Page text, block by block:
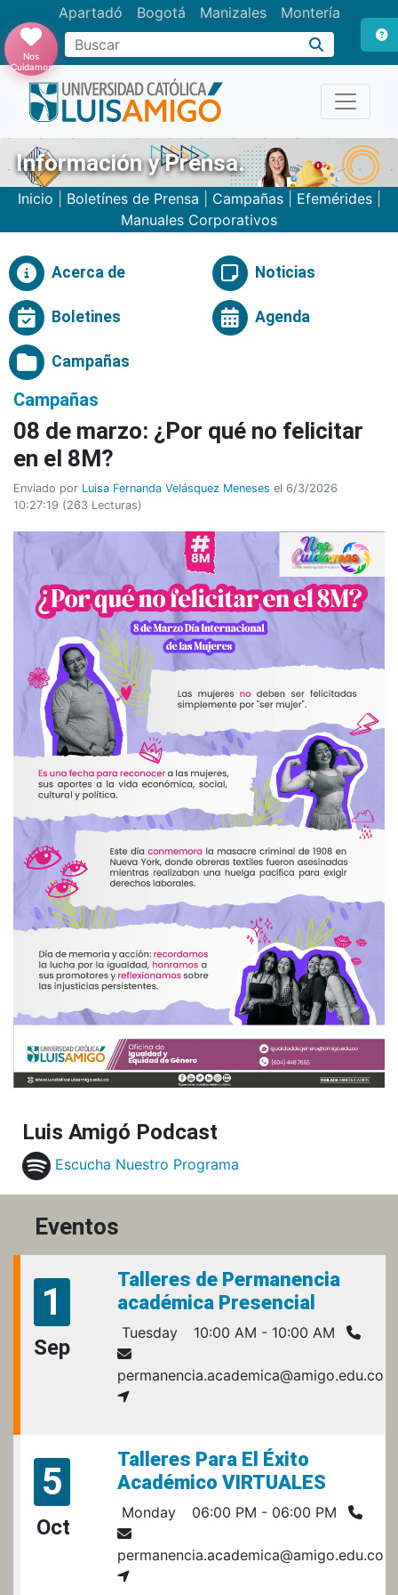
Apartadó Bogotá Manizales Montería
Buscar
Nos
Cuidamos
Información y Prensa.
Inicio Boletínes de Prensa Campañas| Efemérides|
Manuales Corporativos
Acerca de Noticias
Boletines Agenda
Campañas
Campañas
08 de marzo: ¿Por qué no felicitar
en el 8M?
Enviado por Luisa Fernanda Velásquez Meneses el 6/3/2026
10:27:19 (263 Lecturas)
Luis Amigó Podcast
Escucha Nuestro Programa
Eventos
1
Sep
Talleres de Permanencia
académica Presencial
Tuesday 10:00 AM - 10:00 AM
permanencia.academica@amigo.edu.co
5
Oct
Talleres Para El Éxito
Académico VIRTUALES
Monday 06:00 PM - 06:00 PM
permanencia.academica@amigo.edu.co